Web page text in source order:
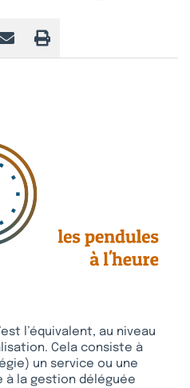
l’équivalent, au niveau
Cela consiste à
un service ou une
à la gestion déléguée